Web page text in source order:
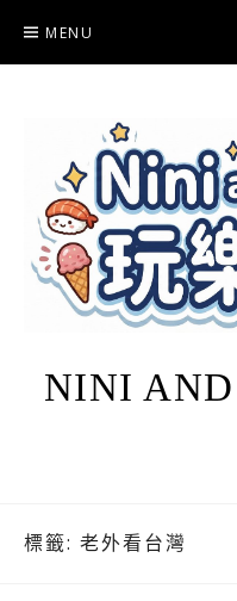
content
MENU
NINI
標籤: 老外看台灣